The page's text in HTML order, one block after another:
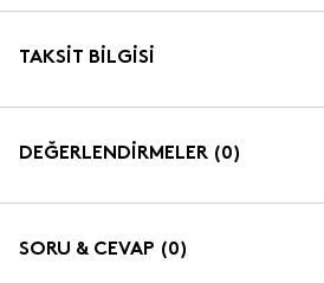
TAKSIT BILGISI
DEĞERLENDİRMELER (0)
SORU & CEVAP (0)